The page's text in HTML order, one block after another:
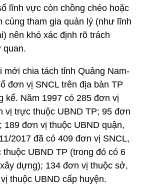
lĩnh vực còn chồng chéo hoặc
cùng tham gia quản lý (như lĩnh
nên khó xác định rõ trách
quan.
chia tách tỉnh Quảng Nam-
đơn vị SNCL trên địa bàn TP
kể. Năm 1997 có 285 đơn vị
vị trực thuộc UBND TP; 95 đơn
189 đơn vị thuộc UBND quận,
2017 đã có 409 đơn vị SNCL,
UBND TP (trong đó có 6
dựng); 134 đơn vị thuộc sở,
thuộc UBND cấp huyện.